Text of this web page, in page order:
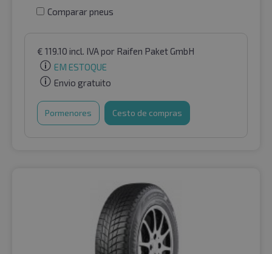
Comparar pneus
€ 119.10 incl. IVApor Raifen Paket GmbH
EM ESTOQUE
Envio gratuito
Pormenores Cesto de compras